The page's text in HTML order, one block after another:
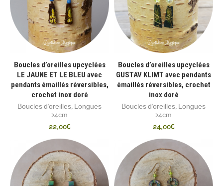
Boucles d’oreilles upcyclées
LE JAUNE ET LE BLEU avec
pendants émaillés réversibles,
crochet inox doré
Boucles d'oreilles, Longues
>4cm
22,00€
Boucles d’oreilles upcyclées
GUSTAV KLIMT avec pendants
émaillés réversibles, crochet
inox doré
Boucles d'oreilles, Longues
>4cm
24,00€